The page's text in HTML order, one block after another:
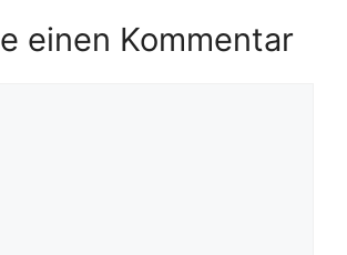
einen Kommentar